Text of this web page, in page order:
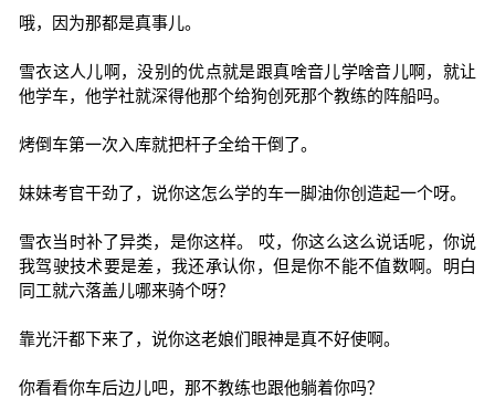
哦，因为那都是真事儿。
雪衣这人儿啊，没别的优点就是跟真啥音儿学啥音儿啊，就让
他学车，他学社就深得他那个给狗创死那个教练的阵船吗。
烤倒车第一次入库就把杆子全给干倒了。
妹妹考官干劲了，说你这怎么学的车一脚油你创造起一个呀。
雪衣当时补了异类，是你这样。 哎，你这么这么说话呢，你说
我驾驶技术要是差，我还承认你，但是你不能不值数啊。明白
同工就六落盖儿哪来骑个呀？
靠光汗都下来了，说你这老娘们眼神是真不好使啊。
你看看你车后边儿吧，那不教练也跟他躺着你吗？